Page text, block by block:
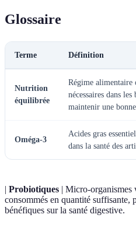
Glossaire
Terme Définition
Nutrition
équilibrée
Régime alimentaire
nécessaires dans
maintenir une bonne
Oméga-3
Acides gras
dans la santé des
| Probiotiques | Micro-organismes
consommés en quantité suffisante,
bénéfiques sur la santé digestive.